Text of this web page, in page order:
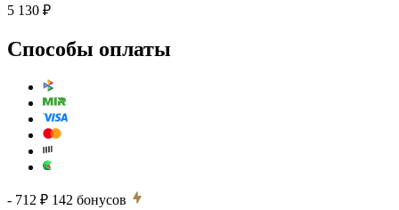
5 130 ₽
Способы оплаты
- 712 ₽ 142 бонусов